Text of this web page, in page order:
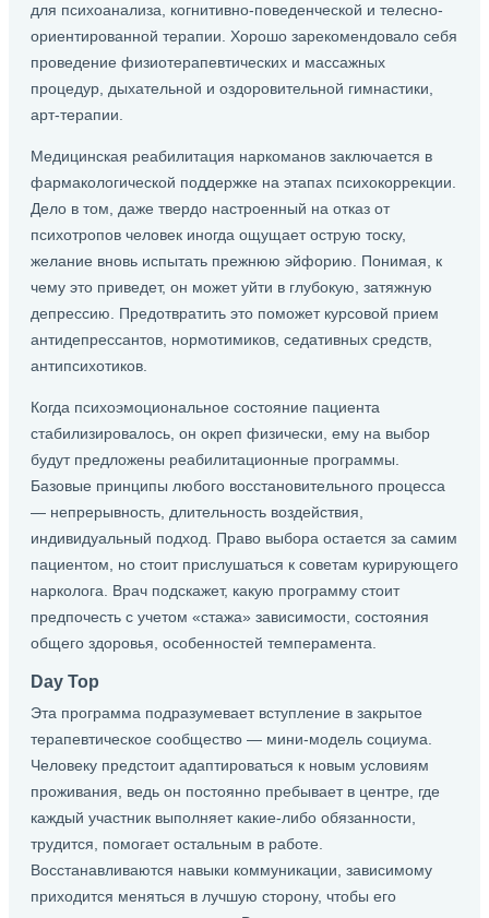
для психоанализа, когнитивно-поведенческой и телесно-
ориентированной терапии. Хорошо зарекомендовало себя
проведение физиотерапевтических и массажных
процедур, дыхательной и оздоровительной гимнастики,
арт-терапии.
Медицинская реабилитация наркоманов заключается в
фармакологической поддержке на этапах психокоррекции.
Дело в том, даже твердо настроенный на отказ от
психотропов человек иногда ощущает острую тоску,
желание вновь испытать прежнюю эйфорию. Понимая, к
чему это приведет, он может уйти в глубокую, затяжную
депрессию. Предотвратить это поможет курсовой прием
антидепрессантов, нормотимиков, седативных средств,
антипсихотиков.
Когда психоэмоциональное состояние пациента
стабилизировалось, он окреп физически, ему на выбор
будут предложены реабилитационные программы.
Базовые принципы любого восстановительного процесса
— непрерывность, длительность воздействия,
индивидуальный подход. Право выбора остается за самим
пациентом, но стоит прислушаться к советам курирующего
нарколога. Врач подскажет, какую программу стоит
предпочесть с учетом «стажа» зависимости, состояния
общего здоровья, особенностей темперамента.
Day Top
Эта программа подразумевает вступление в закрытое
терапевтическое сообщество — мини-модель социума.
Человеку предстоит адаптироваться к новым условиям
проживания, ведь он постоянно пребывает в центре, где
каждый участник выполняет какие-либо обязанности,
трудится, помогает остальным в работе.
Восстанавливаются навыки коммуникации, зависимому
приходится меняться в лучшую сторону, чтобы его